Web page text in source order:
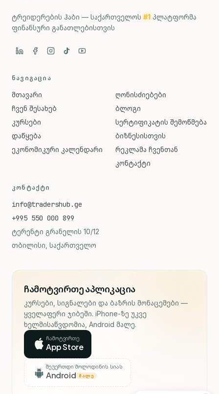
ტრეიდერების ჰაბი — საქართველოს #1 პლატფორმა
ფინანსური განათლებისთვის
ᲜᲐᲕᲘᲒᲐᲪᲘᲐ
მთავარი
ჩვენ შესახებ
კურსები
დაწყება
ეკონომიკური კალენდარი
ღონისძიებები
ბლოგი
სერტიფიკატის შემოწმება
ბიზნესისთვის
რეკლამა ჩვენთან
კონტაქტი
ᲙᲝᲜᲢᲐᲥᲢᲘ
info@tradershub.ge
+995 550 000 899
ტერენტი გრანელის 10/12
თბილისი, საქართველო
ჩამოტვირთე აპლიკაცია
კურსები, სიგნალები და ბაზრის მონაცემები —
ყველაფერი ჯიბეში. iPhone-ზე უკვე
ხელმისაწვდომია, Android მალე.
ჩამოტვირთე
App Store
შეუერთდი მოლოდინის სიას
Android ᲛᲐᲚᲔ